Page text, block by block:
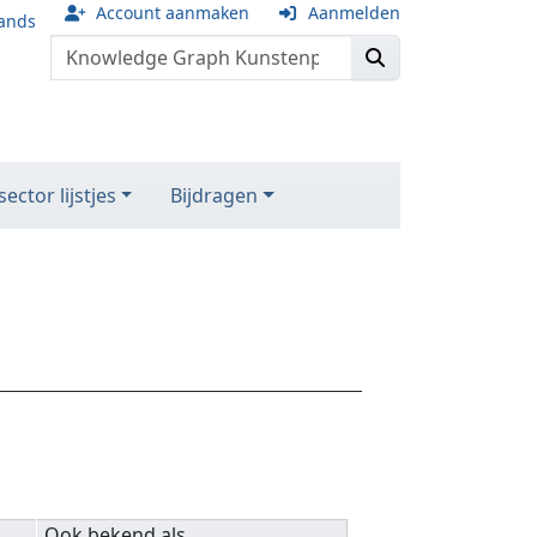
Account aanmaken Aanmelden
lijstjes Bijdragen